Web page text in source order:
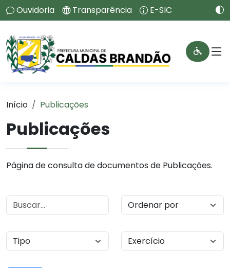
Ouvidoria Transparência E-SIC
Início Publicações
Publicações
Página de consulta de documentos de Publicações.